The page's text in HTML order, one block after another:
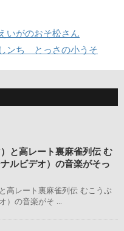
いがのおそ松さん
ンち とっさの小うそ
と高レート裏麻雀列伝 む
ルビデオ）の音楽がそっ
高レート裏麻雀列伝 むこうぶ
）の音楽がそ ...